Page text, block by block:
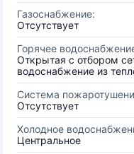
Газоснабжение:
Отсутствует
Горячее
Открытая с отбором
водоснабжение из
Система
Отсутствует
Холодное
Центральное